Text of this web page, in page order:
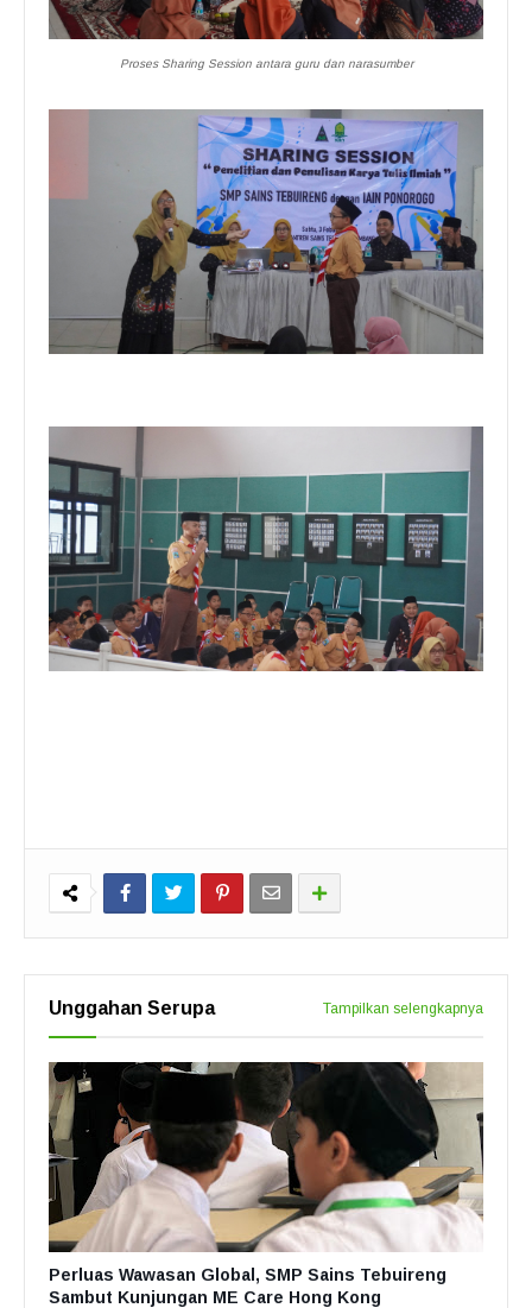
Proses Sharing Session antara guru dan narasumber
Unggahan Serupa Tampilkan selengkapnya
Perluas Wawasan Global, SMP Sains Tebuireng
Sambut Kunjungan ME Care Hong Kong